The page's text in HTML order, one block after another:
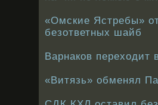
«Омские Ястребы»
безответных шайб
Варнаков переходит
«Витязь» обменял